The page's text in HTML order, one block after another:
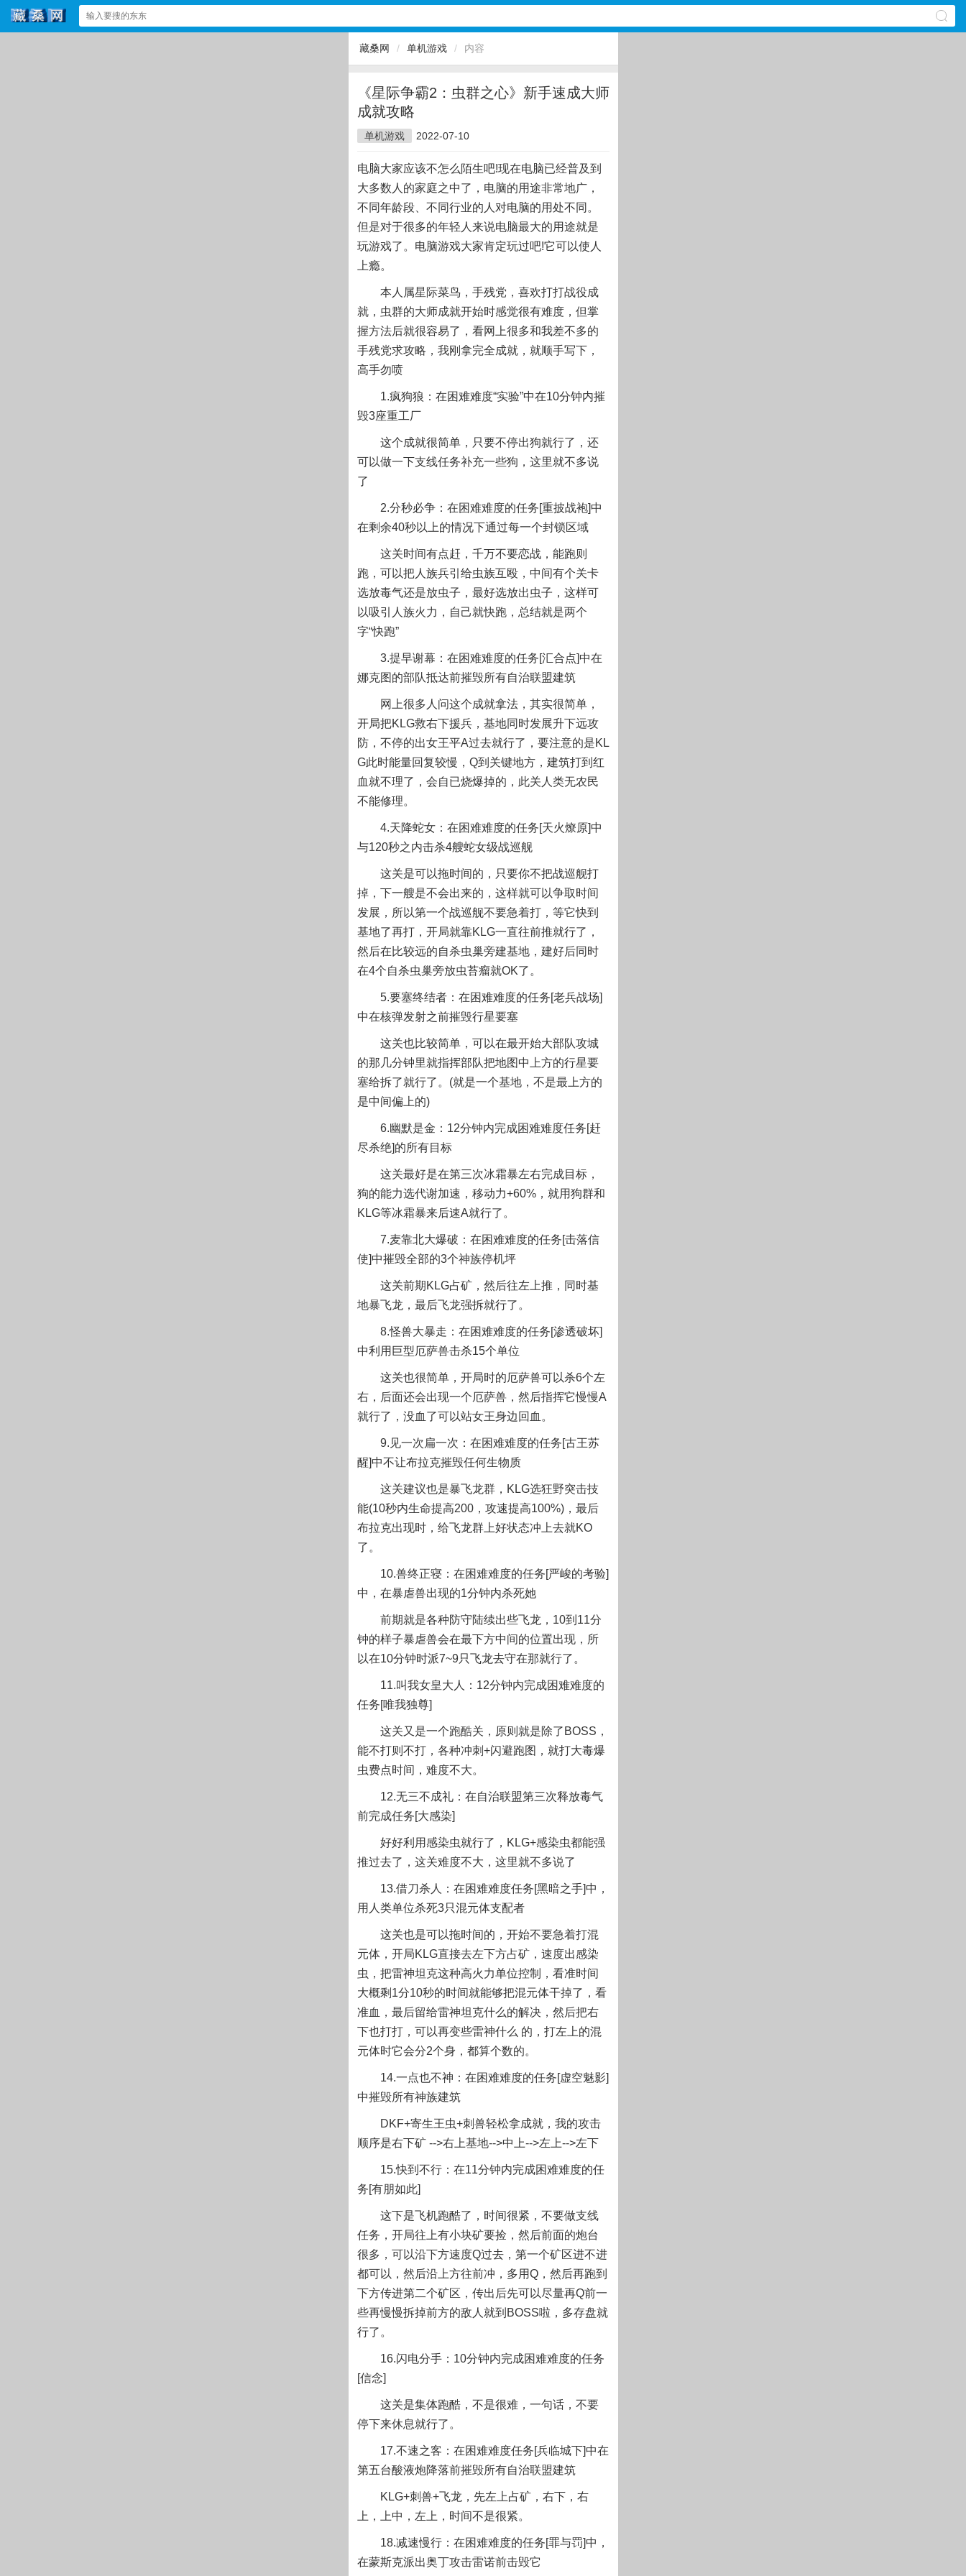
藏桑网 / 单机游戏 / 内容
《星际争霸2：虫群之心》新手速成大师
成就攻略
单机游戏 2022-07-10
电脑大家应该不怎么陌生吧!现在电脑已经普及到
大多数人的家庭之中了，电脑的用途非常地广，
不同年龄段、不同行业的人对电脑的用处不同。
但是对于很多的年轻人来说电脑最大的用途就是
玩游戏了。电脑游戏大家肯定玩过吧!它可以使人
上瘾。
本人属星际菜鸟，手残党，喜欢打打战役成
就，虫群的大师成就开始时感觉很有难度，但掌
握方法后就很容易了，看网上很多和我差不多的
手残党求攻略，我刚拿完全成就，就顺手写下，
高手勿喷
1.疯狗狼：在困难难度“实验”中在10分钟内摧
毁3座重工厂
这个成就很简单，只要不停出狗就行了，还
可以做一下支线任务补充一些狗，这里就不多说
了
2.分秒必争：在困难难度的任务[重披战袍]中
在剩余40秒以上的情况下通过每一个封锁区域
这关时间有点赶，千万不要恋战，能跑则
跑，可以把人族兵引给虫族互殴，中间有个关卡
选放毒气还是放虫子，最好选放出虫子，这样可
以吸引人族火力，自己就快跑，总结就是两个
字“快跑”
3.提早谢幕：在困难难度的任务[汇合点]中在
娜克图的部队抵达前摧毁所有自治联盟建筑
网上很多人问这个成就拿法，其实很简单，
开局把KLG救右下援兵，基地同时发展升下远攻
防，不停的出女王平A过去就行了，要注意的是KL
G此时能量回复较慢，Q到关键地方，建筑打到红
血就不理了，会自已烧爆掉的，此关人类无农民
不能修理。
4.天降蛇女：在困难难度的任务[天火燎原]中
与120秒之内击杀4艘蛇女级战巡舰
这关是可以拖时间的，只要你不把战巡舰打
掉，下一艘是不会出来的，这样就可以争取时间
发展，所以第一个战巡舰不要急着打，等它快到
基地了再打，开局就靠KLG一直往前推就行了，
然后在比较远的自杀虫巢旁建基地，建好后同时
在4个自杀虫巢旁放虫苔瘤就OK了。
5.要塞终结者：在困难难度的任务[老兵战场]
中在核弹发射之前摧毁行星要塞
这关也比较简单，可以在最开始大部队攻城
的那几分钟里就指挥部队把地图中上方的行星要
塞给拆了就行了。(就是一个基地，不是最上方的
是中间偏上的)
6.幽默是金：12分钟内完成困难难度任务[赶
尽杀绝]的所有目标
这关最好是在第三次冰霜暴左右完成目标，
狗的能力选代谢加速，移动力+60%，就用狗群和
KLG等冰霜暴来后速A就行了。
7.麦靠北大爆破：在困难难度的任务[击落信
使]中摧毁全部的3个神族停机坪
这关前期KLG占矿，然后往左上推，同时基
地暴飞龙，最后飞龙强拆就行了。
8.怪兽大暴走：在困难难度的任务[渗透破坏]
中利用巨型厄萨兽击杀15个单位
这关也很简单，开局时的厄萨兽可以杀6个左
右，后面还会出现一个厄萨兽，然后指挥它慢慢A
就行了，没血了可以站女王身边回血。
9.见一次扁一次：在困难难度的任务[古王苏
醒]中不让布拉克摧毁任何生物质
这关建议也是暴飞龙群，KLG选狂野突击技
能(10秒内生命提高200，攻速提高100%)，最后
布拉克出现时，给飞龙群上好状态冲上去就KO
了。
10.兽终正寝：在困难难度的任务[严峻的考验]
中，在暴虐兽出现的1分钟内杀死她
前期就是各种防守陆续出些飞龙，10到11分
钟的样子暴虐兽会在最下方中间的位置出现，所
以在10分钟时派7~9只飞龙去守在那就行了。
11.叫我女皇大人：12分钟内完成困难难度的
任务[唯我独尊]
这关又是一个跑酷关，原则就是除了BOSS，
能不打则不打，各种冲刺+闪避跑图，就打大毒爆
虫费点时间，难度不大。
12.无三不成礼：在自治联盟第三次释放毒气
前完成任务[大感染]
好好利用感染虫就行了，KLG+感染虫都能强
推过去了，这关难度不大，这里就不多说了
13.借刀杀人：在困难难度任务[黑暗之手]中，
用人类单位杀死3只混元体支配者
这关也是可以拖时间的，开始不要急着打混
元体，开局KLG直接去左下方占矿，速度出感染
虫，把雷神坦克这种高火力单位控制，看准时间
大概剩1分10秒的时间就能够把混元体干掉了，看
准血，最后留给雷神坦克什么的解决，然后把右
下也打打，可以再变些雷神什么 的，打左上的混
元体时它会分2个身，都算个数的。
14.一点也不神：在困难难度的任务[虚空魅影]
中摧毁所有神族建筑
DKF+寄生王虫+刺兽轻松拿成就，我的攻击
顺序是右下矿 -->右上基地-->中上-->左上-->左下
15.快到不行：在11分钟内完成困难难度的任
务[有朋如此]
这下是飞机跑酷了，时间很紧，不要做支线
任务，开局往上有小块矿要捡，然后前面的炮台
很多，可以沿下方速度Q过去，第一个矿区进不进
都可以，然后沿上方往前冲，多用Q，然后再跑到
下方传进第二个矿区，传出后先可以尽量再Q前一
些再慢慢拆掉前方的敌人就到BOSS啦，多存盘就
行了。
16.闪电分手：10分钟内完成困难难度的任务
[信念]
这关是集体跑酷，不是很难，一句话，不要
停下来休息就行了。
17.不速之客：在困难难度任务[兵临城下]中在
第五台酸液炮降落前摧毁所有自治联盟建筑
KLG+刺兽+飞龙，先左上占矿，右下，右
上，上中，左上，时间不是很紧。
18.减速慢行：在困难难度的任务[罪与罚]中，
在蒙斯克派出奥丁攻击雷诺前击毁它